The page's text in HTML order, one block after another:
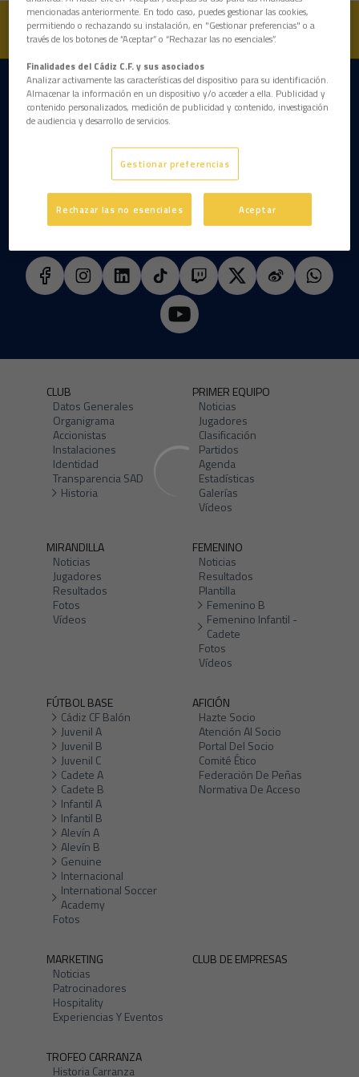
DESCARGAR LA APP AHORA
CLUB
Datos Generales
Organigrama
Accionistas
Instalaciones
Identidad
Transparencia SAD
Historia
PRIMER EQUIPO
Noticias
Jugadores
Clasificación
Partidos
Agenda
Estadísticas
Galerías
Vídeos
MIRANDILLA
Noticias
Jugadores
Resultados
Fotos
Vídeos
FEMENINO
Noticias
Resultados
Plantilla
Femenino B
Femenino Infantil -
Cadete
Fotos
Vídeos
FÚTBOL BASE
Cádiz CF Balón
Juvenil A
Juvenil B
Juvenil C
Cadete A
Cadete B
Infantil A
Infantil B
Alevín A
Alevín B
Genuine
Internacional
International Soccer
Academy
Fotos
AFICIÓN
Hazte Socio
Atención Al Socio
Portal Del Socio
Comité Ético
Federación De Peñas
Normativa De Acceso
MARKETING
Noticias
Patrocinadores
Hospitality
Experiencias Y Eventos
CLUB DE EMPRESAS
TROFEO CARRANZA
Historia Carranza
mencionadas anteriormente. En todo caso, puedes gestionar las cookies,
permitiendo o rechazando su instalación, en "Gestionar preferencias" o a
través de los botones de “Aceptar” o “Rechazar las no esenciales”.
Finalidades del Cádiz C.F. y sus asociados
Analizar activamente las características del dispositivo para su identificación.
Almacenar la información en un dispositivo y/o acceder a ella. Publicidad y
contenido personalizados, medición de publicidad y contenido, investigación
de audiencia y desarrollo de servicios.
Gestionar preferencias
Rechazar las no esenciales Aceptar